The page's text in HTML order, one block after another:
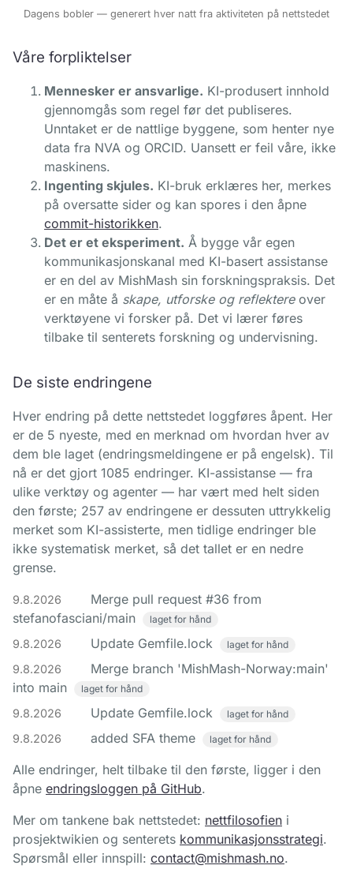
Dagens bobler — generert hver natt fra aktiviteten på nettstedet
Våre forpliktelser
Mennesker er ansvarlige. KI-produsert innhold
gjennomgås som regel før det publiseres.
Unntaket er de nattlige byggene, som henter nye
data fra NVA og ORCID. Uansett er feil våre, ikke
maskinens.
Ingenting skjules. KI-bruk erklæres her, merkes
på oversatte sider og kan spores i den åpne
commit-historikken.
Det er et eksperiment. Å bygge vår egen
kommunikasjonskanal med KI-basert assistanse
er en del av MishMash sin forskningspraksis. Det
er en måte å skape, utforske og reflektereover
verktøyene vi forsker på. Det vi lærer føres
tilbake til senterets forskning og undervisning.
De siste endringene
Hver endring på dette nettstedet loggføres åpent. Her
er de 5 nyeste, med en merknad om hvordan hver av
dem ble laget (endringsmeldingene er på engelsk). Til
nå er det gjort 1085 endringer. KI-assistanse — fra
ulike verktøy og agenter — har vært med helt siden
den første; 257 av endringene er dessuten uttrykkelig
merket som KI-assisterte, men tidlige endringer ble
ikke systematisk merket, så det tallet er en nedre
grense.
9.8.2026
Merge pull request #36 from
stefanofasciani/main
laget for hånd
9.8.2026 Update Gemfile.lock laget for hånd
9.8.2026
Merge branch 'MishMash-Norway:main'
into main
laget for hånd
9.8.2026 Update Gemfile.lock laget for hånd
9.8.2026 added SFA theme laget for hånd
Alle endringer, helt tilbake til den første, ligger i den
åpne endringsloggen på GitHub.
Mer om tankene bak nettstedet: nettfilosofien i
prosjektwikien og senterets kommunikasjonsstrategi.
Spørsmål eller innspill: contact@mishmash.no.